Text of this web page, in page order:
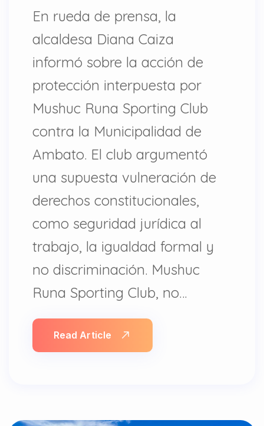
En rueda de prensa, la
alcaldesa Diana Caiza
informó sobre la acción de
protección interpuesta por
Mushuc Runa Sporting Club
contra la Municipalidad de
Ambato. El club argumentó
una supuesta vulneración de
derechos constitucionales,
como seguridad jurídica al
trabajo, la igualdad formal y
no discriminación. Mushuc
Runa Sporting Club, no…
Read Article